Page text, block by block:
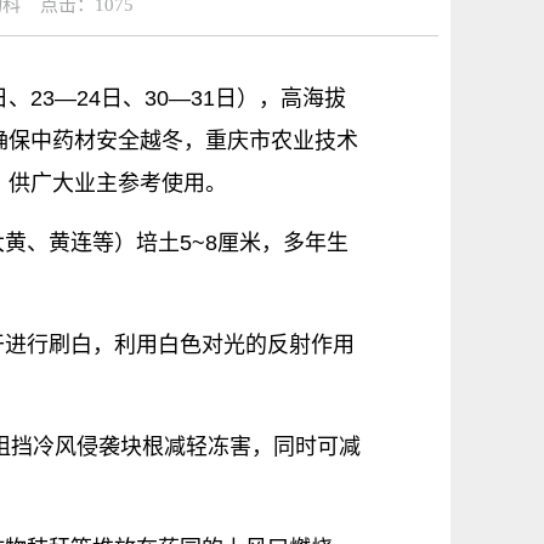
科 点击：1075
、23—24日、30—31日），高海拔
中药材安全越冬，重庆市农业技术
广大业主参考使用。
、黄连等）培土5~8厘米，多年生
行刷白，利用白色对光的反射作用
冷风侵袭块根减轻冻害，同时可减